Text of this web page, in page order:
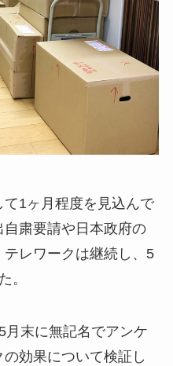
1ヶ月程度を見込んで
粛要請や日本政府の
レワークは継続し、5
。
月末に無記名でアンケ
効果について検証し